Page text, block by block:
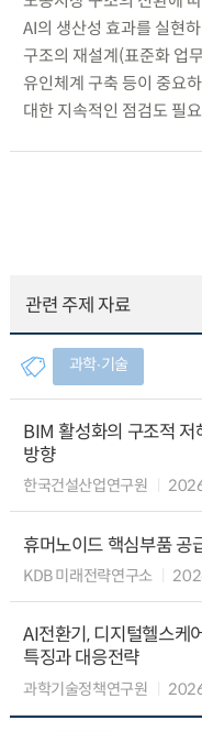
AI의 생산성 효과를 실현
구조의 재설계(표준화 업
유인체계 구축 등이 중요
대한 지속적인 점검도 필
관련 주제 자료
과학∙기술
BIM 활성화의 구조적 저
방향
한국건설산업연구원
휴머노이드 핵심부품 공
KDB 미래전략연구소
AI전환기, 디지털헬스케
특징과 대응전략
과학기술정책연구원